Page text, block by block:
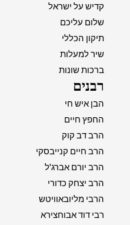
קדיש על ישראל
שלום עליכם
תיקון הכללי
שיר למעלות
ברכות שונות
רבנים
הבן איש חי
החפץ חיים
הרב דב קוק
הרב חיים קנייבסקי
הרב יורם אברג'ל
הרב יצחק כדורי
הרבי מליובאוויטש
רבי דוד אבוחצירא